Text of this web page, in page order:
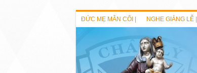
ĐỨC MẸ MÂN CÔI | NGHE GIẢNG LỄ |